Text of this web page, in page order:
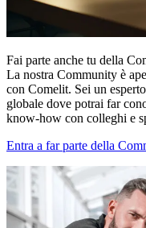
Fai parte anche tu della
La nostra Community è
con Comelit. Sei un
globale dove potrai far
know-how con colleghi e
Entra a far parte della